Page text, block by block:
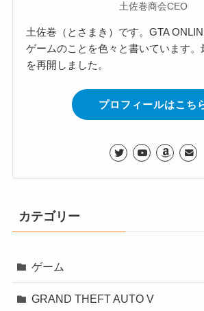
土佐巻商会CEO
土佐巻（とさまき）です。GTA
ゲームのことを色々と書いています。
を再開しました。
プロフィールはこち
カテゴリー
ゲーム
GRAND THEFT AUTO V